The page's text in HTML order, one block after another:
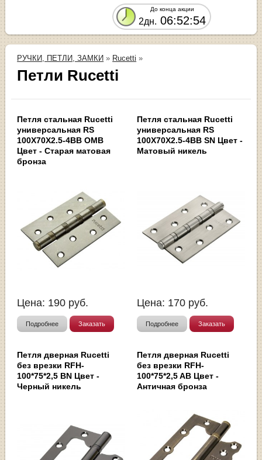
До конца акции
2дн. 06:52:53
РУЧКИ, ПЕТЛИ, ЗАМКИ » Rucetti »
Петли Rucetti
Петля стальная Rucetti
универсальная RS
100X70X2.5-4BB OMB
Цвет - Старая матовая
бронза
Цена: 190 руб.
Подробнее Заказать
Петля стальная Rucetti
универсальная RS
100X70X2.5-4BB SN Цвет -
Матовый никель
Цена: 170 руб.
Подробнее Заказать
Петля дверная Rucetti
без врезки RFH-
100*75*2,5 BN Цвет -
Черный никель
Петля дверная Rucetti
без врезки RFH-
100*75*2,5 AB Цвет -
Античная бронза